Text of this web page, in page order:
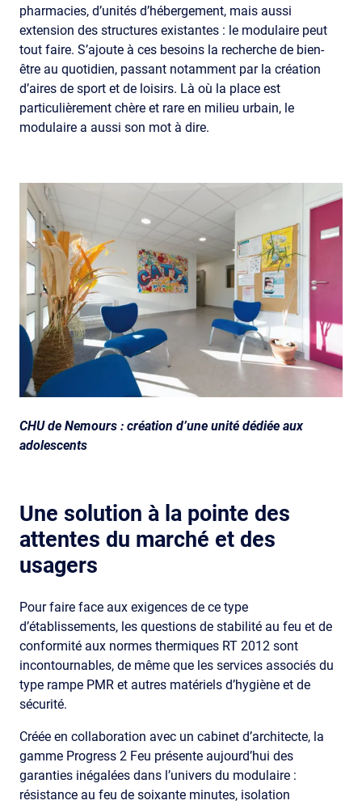
pharmacies, d’unités d’hébergement, mais aussi
extension des structures existantes : le modulaire peut
tout faire. S’ajoute à ces besoins la recherche de bien-
être au quotidien, passant notamment par la création
d’aires de sport et de loisirs. Là où la place est
particulièrement chère et rare en milieu urbain, le
modulaire a aussi son mot à dire.
CHU de Nemours : création d’une unité dédiée aux
adolescents
Une solution à la pointe des
attentes du marché et des
usagers
Pour faire face aux exigences de ce type
d’établissements, les questions de stabilité au feu et de
conformité aux normes thermiques RT 2012 sont
incontournables, de même que les services associés du
type rampe PMR et autres matériels d’hygiène et de
sécurité.
Créée en collaboration avec un cabinet d’architecte, la
gamme Progress 2 Feu présente aujourd’hui des
garanties inégalées dans l’univers du modulaire :
résistance au feu de soixante minutes, isolation